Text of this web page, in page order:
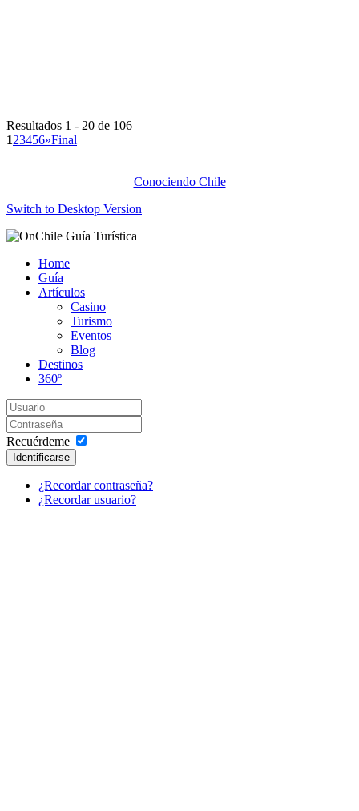
Resultados 1 - 20 de 106
123456»Final
Conociendo Chile
Switch to Desktop Version
Home
Guía
Artículos
Casino
Turismo
Eventos
Blog
Destinos
360º
Recuérdeme
Identificarse
¿Recordar contraseña?
¿Recordar usuario?